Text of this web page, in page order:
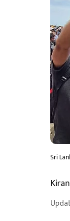
Sri